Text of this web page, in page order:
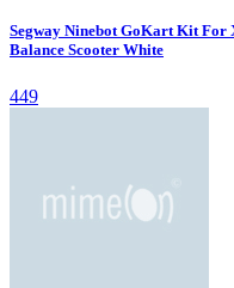
Segway Ninebot GoKart Kit
Balance Scooter White
449